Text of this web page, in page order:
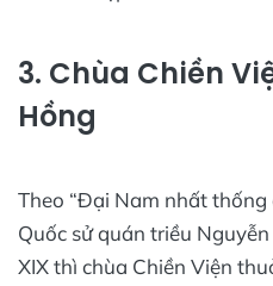
3. Chùa Chiền
Hồng
Theo “Đại Nam nhất thống
Quốc sử quán triều
XIX thì chùa Chiền Viện